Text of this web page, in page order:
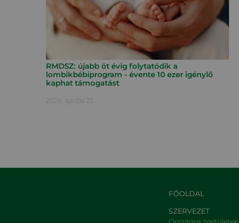
RMDSZ: újabb öt évig folytatódik a
lombikbébiprogram - évente 10 ezer igénylő
kaphat támogatást
2026. április 23.
FŐOLDAL
SZERVEZET